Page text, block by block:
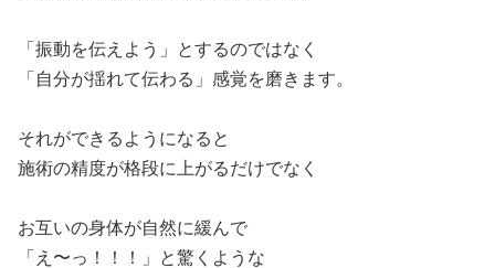
「振動を伝えよう」とするのではなく
「自分が揺れて伝わる」感覚を磨きます。
それができるようになると
施術の精度が格段に上がるだけでなく
お互いの身体が自然に緩んで
「え〜っ！！！」と驚くような